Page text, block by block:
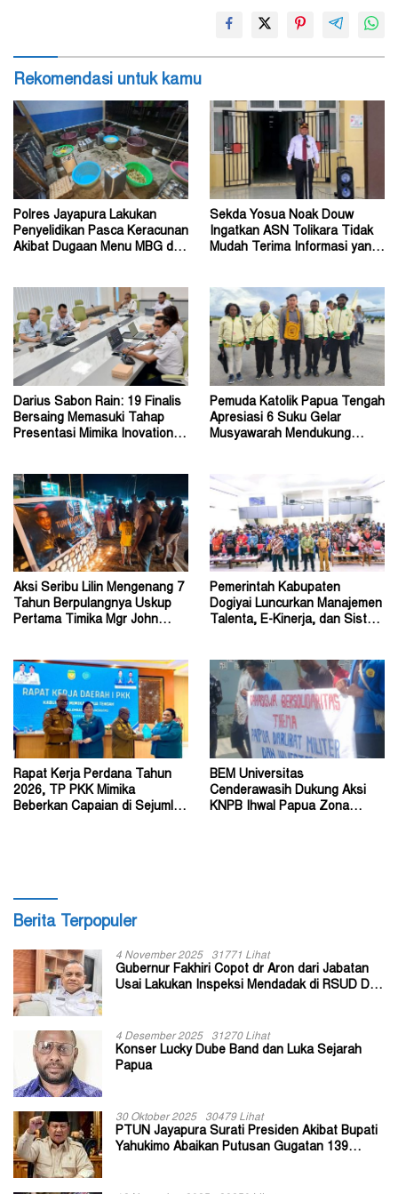
Rekomendasi untuk kamu
Polres Jayapura Lakukan
Penyelidikan Pasca Keracunan
Akibat Dugaan Menu MBG di
Sekda Yosua Noak Douw
Ingatkan ASN Tolikara Tidak
Mudah Terima Informasi yang
Darius Sabon Rain: 19 Finalis
Bersaing Memasuki Tahap
Presentasi Mimika Inovation
Pemuda Katolik Papua Tengah
Apresiasi 6 Suku Gelar
Musyawarah Mendukung
Aksi Seribu Lilin Mengenang 7
Tahun Berpulangnya Uskup
Pertama Timika Mgr John
Pemerintah Kabupaten
Dogiyai Luncurkan Manajemen
Talenta, E-Kinerja, dan Sistem
Rapat Kerja Perdana Tahun
2026, TP PKK Mimika
Beberkan Capaian di Sejumlah
BEM Universitas
Cenderawasih Dukung Aksi
KNPB Ihwal Papua Zona
Berita Terpopuler
4 November 2025 31771 Lihat
Gubernur Fakhiri Copot dr Aron dari Jabatan
Usai Lakukan Inspeksi Mendadak di RSUD Dok
4 Desember 2025 31270 Lihat
Konser Lucky Dube Band dan Luka Sejarah
Papua
30 Oktober 2025 30479 Lihat
PTUN Jayapura Surati Presiden Akibat Bupati
Yahukimo Abaikan Putusan Gugatan 139